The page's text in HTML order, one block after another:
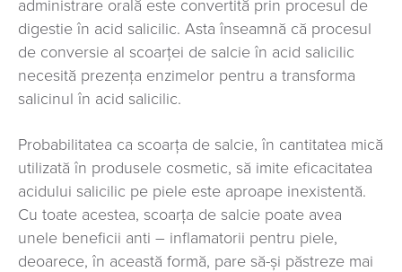
administrare orală este convertită prin procesul de
digestie în acid salicilic. Asta înseamnă că procesul
de conversie al scoarţei de salcie în acid salicilic
necesită prezența enzimelor pentru a transforma
salicinul în acid salicilic.
Probabilitatea ca scoarţa de salcie, în cantitatea mică
utilizată în produsele cosmetic, să imite eficacitatea
acidului salicilic pe piele este aproape inexistentă.
Cu toate acestea, scoarţa de salcie poate avea
unele beneficii anti – inflamatorii pentru piele,
deoarece, în această formă, pare să-și păstreze mai